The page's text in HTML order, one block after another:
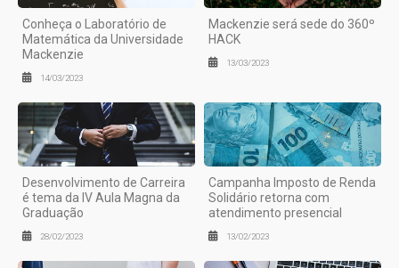
Conheça o Laboratório de
Matemática da Universidade
Mackenzie
14/03/2023
Mackenzie será sede do 360º
HACK
13/03/2023
Desenvolvimento de Carreira
é tema da IV Aula Magna da
Graduação
28/02/2023
Campanha Imposto de Renda
Solidário retorna com
atendimento presencial
13/02/2023